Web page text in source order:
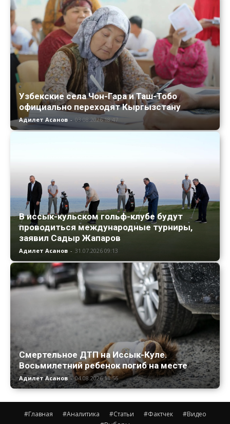
Узбекские села Чон-Гара и Таш-Тобо
официально переходят Кыргызстану
Адилет Асанов - 03.08.2026 18:47
В иссык-кульском гольф-клубе будут
проводиться международные турниры,
заявил Садыр Жапаров
Адилет Асанов - 31.07.2026 09:13
Смертельное ДТП на Иссык-Куле.
Восьмилетний ребенок погиб на месте
Адилет Асанов - 04.08.2026 11:56
#Главная #Аналитика #Статьи #Фактчек
#Видео